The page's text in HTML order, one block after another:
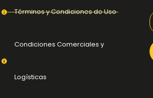
Términos y Condiciones de Uso
Condiciones Comerciales y
Logísticas